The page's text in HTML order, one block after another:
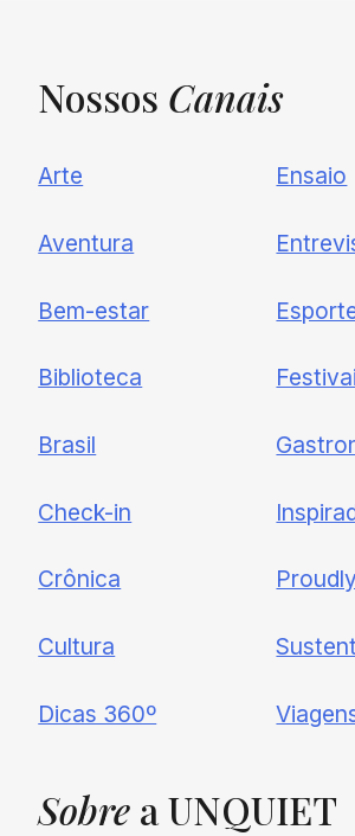
UNQUIET
nossas
Nossos Canais
Arte
Aventura
Bem-estar
Biblioteca
Brasil
Check-in
Crônica
Cultura
Dicas 360º
Ensaio
Sobre a UNQUIET